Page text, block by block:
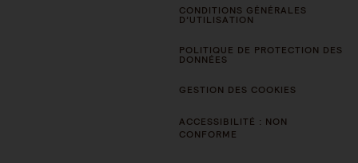
CONDITIONS GÉNÉRALES
D’UTILISATION
POLITIQUE DE PROTECTION DES
DONNÉES
GESTION DES COOKIES
ACCESSIBILITÉ : NON
CONFORME